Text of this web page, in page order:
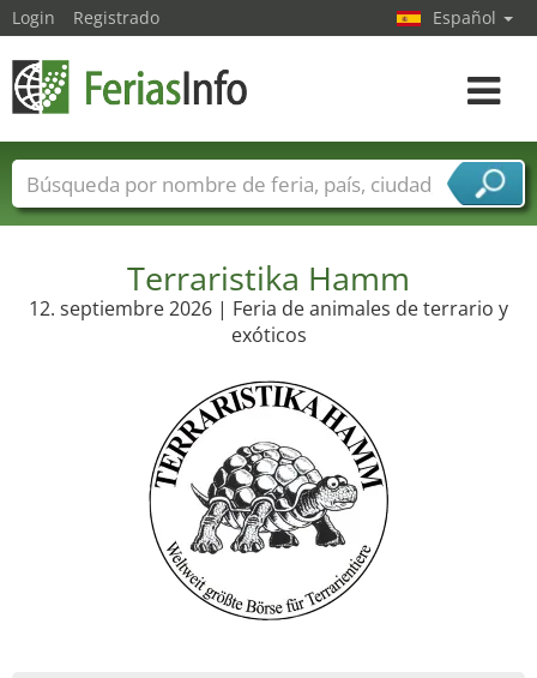
Terraristika Hamm
12. septiembre 2026 | Feria de animales de terrario y
exóticos
Login Registrado Español
toggle
Nombres de ferias Países
Ciudades
Sectores de proveedor de servicios